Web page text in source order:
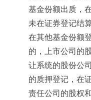
基金份额出质，
未在证券登记结
在其他基金份额
的，上市公司的
让系统的股份公
的质押登记，在
责任公司的股权